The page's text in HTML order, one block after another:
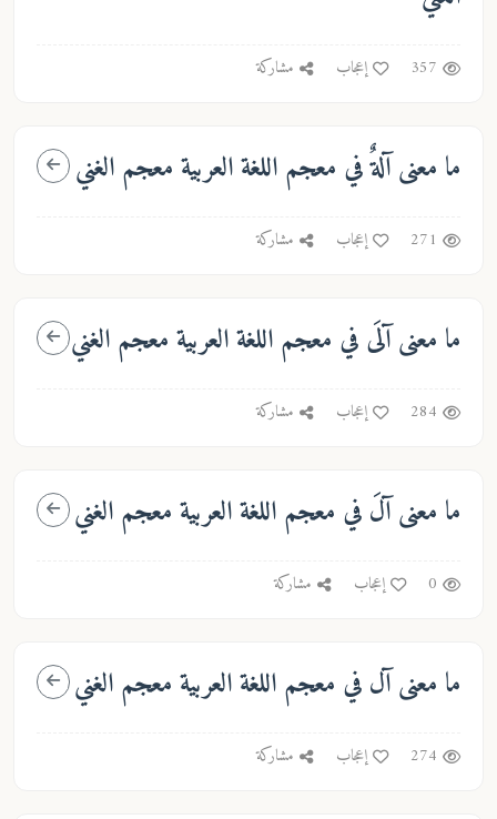
357 إعجاب مشاركة
ما معنىآلةٌفي معجم اللغة العربية معجم الغني
271 إعجاب مشاركة
ما معنىآلَىفي معجم اللغة العربية معجم الغني
284 إعجاب مشاركة
ما معنىآلَفي معجم اللغة العربية معجم الغني
0 إعجاب مشاركة
ما معنىآلفي معجم اللغة العربية معجم الغني
274 إعجاب مشاركة